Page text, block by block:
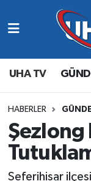
UHA TV
HABERLER
Şezlong
Seferihisar
Abone Ol
Gündem
Ekonomi
Magazin
Siyaset
Nöbetçi
Hava
Namaz
Trafik
Süper Lig